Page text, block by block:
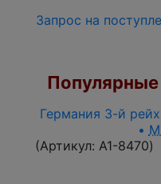
Запрос на
Германия 3-й
•
(Артикул: A1-8470)